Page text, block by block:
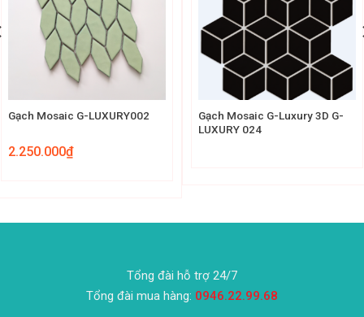
Gạch Mosaic G-LUXURY002
2.250.000₫
Gạch Mosaic G-Luxury 3D G-
LUXURY 024
Tổng đài hỗ trợ 24/7
Tổng đài mua hàng: 0946.22.99.68